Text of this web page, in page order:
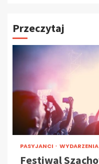
Przeczytaj
PASYJANCI WYDARZENIA
Festiwal